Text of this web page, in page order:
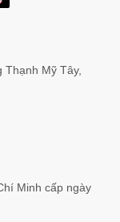
Mỹ Tây,
Minh cấp ngày